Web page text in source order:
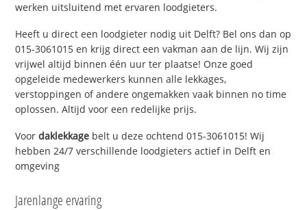
werken uitsluitend met ervaren loodgieters.
Heeft u direct een loodgieter nodig uit Delft? Bel ons dan op
015-3061015 en krijg direct een vakman aan de lijn. Wij zijn
vrijwel altijd binnen één uur ter plaatse! Onze goed
opgeleide medewerkers kunnen alle lekkages,
verstoppingen of andere ongemakken vaak binnen no time
oplossen. Altijd voor een redelijke prijs.
Voordaklekkage belt u deze ochtend 015-3061015! Wij
hebben 24/7 verschillende loodgieters actief in Delft en
omgeving
Jarenlange ervaring